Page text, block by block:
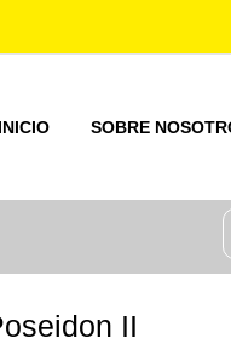
INICIO SOBRE
II